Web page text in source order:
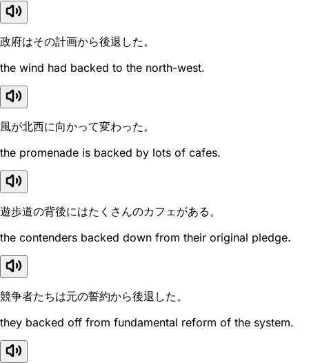
政府はその計画から後退した。
the wind had backed to the north-west.
風が北西に向かって変わった。
the promenade is backed by lots of cafes.
遊歩道の背後にはたくさんのカフェがある。
the contenders backed down from their original pledge.
競争者たちは元の誓約から後退した。
they backed off from fundamental reform of the system.